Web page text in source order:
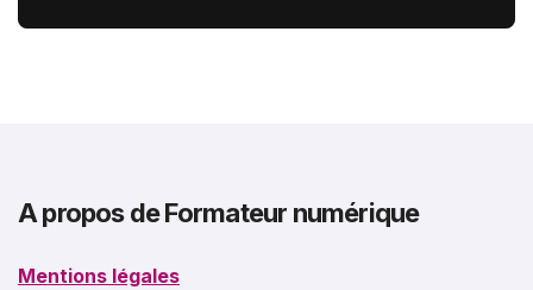
A propos de Formateur numérique
Mentions légales